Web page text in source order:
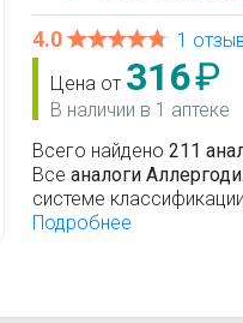
4.0
1
Цена от 316₽
В наличии в 1 аптеке
Всего найдено 211
Все аналоги
системе
(анатомо-
Подробнее